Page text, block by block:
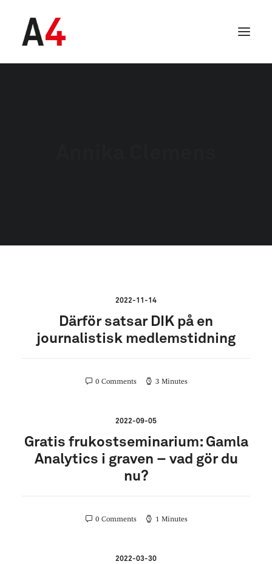
SEARCH
2022-11-14
Därför satsar DIK på en
journalistisk medlemstidning
0 Comments 3 Minutes
2022-09-05
Gratis frukostseminarium: Gamla
Analytics i graven – vad gör du
nu?
0 Comments 1 Minutes
2022-03-30